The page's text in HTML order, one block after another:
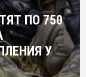
ПО 750
У